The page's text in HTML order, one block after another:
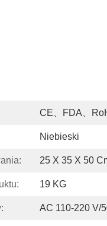
CE、FDA、
Niebieski
25 X 35 X 50
19 KG
AC 110-220 V/